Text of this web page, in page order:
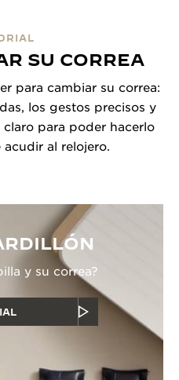
SU CORREA
para cambiar su correa:
los gestos precisos y
para poder hacerlo
al relojero.
y su correa?